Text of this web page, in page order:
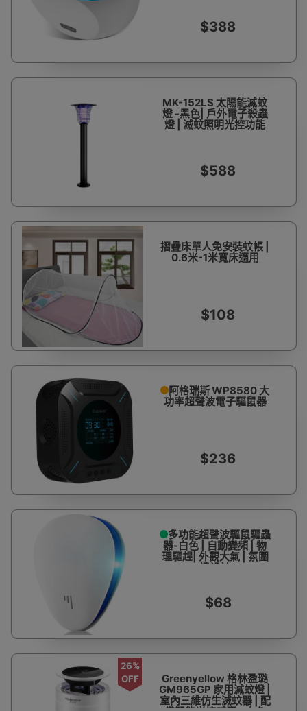
$388
MK-152LS 太陽能滅蚊
燈 -黑色| 戶外電子殺蟲
燈 | 滅蚊照明光控功能
$588
摺疊床單人免安裝蚊帳 |
0.6米-1米寬床適用
$108
阿格瑞斯 WP8580 大
功率超聲波電子驅鼠器
$236
多功能超聲波驅鼠驅蟲
器-白色 | 自動變頻 | 物
理驅趕| 外觀大氣 | 氛圍
燈設計
$68
26%
OFF
Greenyellow 格林盈璐
GM965GP 家用滅蚊燈 |
室內三維仿生滅蚊器 | 配